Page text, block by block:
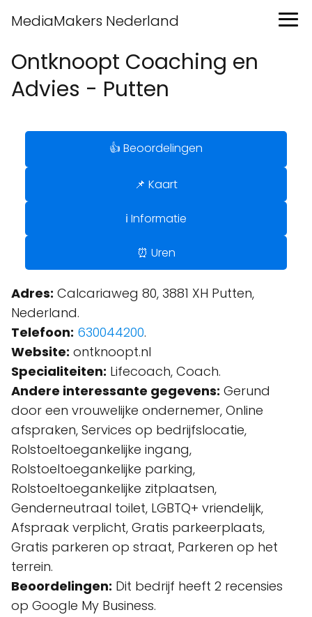
MediaMakers Nederland
Ontknoopt Coaching en
Advies - Putten
👍 Beoordelingen
📌 Kaart
ℹ️ Informatie
⏰ Uren
Adres: Calcariaweg 80, 3881 XH Putten,
Nederland.
Telefoon: 630044200.
Website: ontknoopt.nl
Specialiteiten: Lifecoach, Coach.
Andere interessante gegevens: Gerund
door een vrouwelijke ondernemer, Online
afspraken, Services op bedrijfslocatie,
Rolstoeltoegankelijke ingang,
Rolstoeltoegankelijke parking,
Rolstoeltoegankelijke zitplaatsen,
Genderneutraal toilet, LGBTQ+ vriendelijk,
Afspraak verplicht, Gratis parkeerplaats,
Gratis parkeren op straat, Parkeren op het
terrein.
Beoordelingen: Dit bedrijf heeft 2 recensies
op Google My Business.